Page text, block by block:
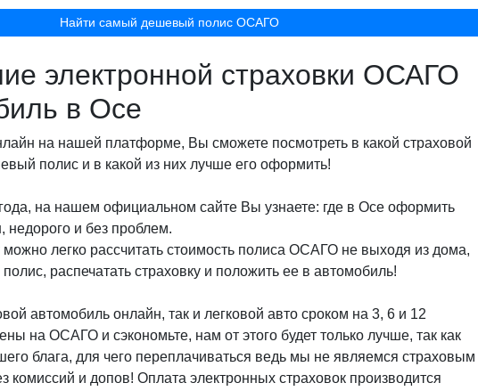
Найти самый дешевый полис ОСАГО
электронной страховки ОСАГО
в Осе
на нашей платформе, Вы сможете посмотреть в какой страховой
полис и в какой из них лучше его оформить!
на нашем официальном сайте Вы узнаете: где в Осе оформить
и без проблем.
можно легко рассчитать стоимость полиса ОСАГО не выходя из дома,
распечатать страховку и положить ее в автомобиль!
автомобиль онлайн, так и легковой авто сроком на 3, 6 и 12
на ОСАГО и сэкономьте, нам от этого будет только лучше, так как
блага, для чего переплачиваться ведь мы не являемся страховым
комиссий и допов! Оплата электронных страховок производится